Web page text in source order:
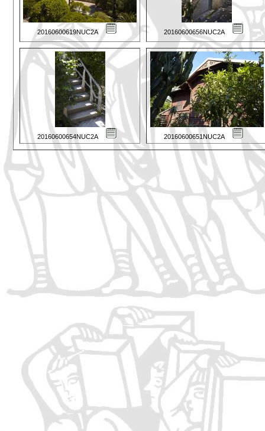
20160600619NUC2A 20160600656NUC2A
20160600654NUC2A 20160600651NUC2A